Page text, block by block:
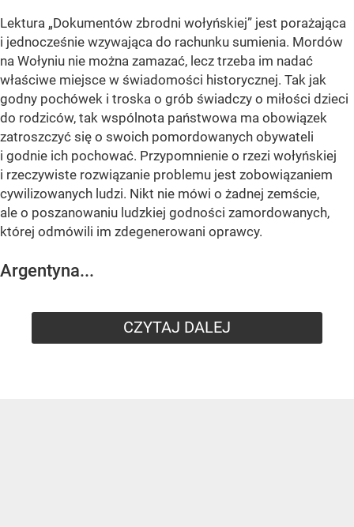
Lektura „Dokumentów zbrodni wołyńskiej” jest porażająca
i jednocześnie wzywająca do rachunku sumienia. Mordów
na Wołyniu nie można zamazać, lecz trzeba im nadać
właściwe miejsce w świadomości historycznej. Tak jak
godny pochówek i troska o grób świadczy o miłości dzieci
do rodziców, tak wspólnota państwowa ma obowiązek
zatroszczyć się o swoich pomordowanych obywateli
i godnie ich pochować. Przypomnienie o rzezi wołyńskiej
i rzeczywiste rozwiązanie problemu jest zobowiązaniem
cywilizowanych ludzi. Nikt nie mówi o żadnej zemście,
ale o poszanowaniu ludzkiej godności zamordowanych,
której odmówili im zdegenerowani oprawcy.
Argentyna...
CZYTAJ DALEJ